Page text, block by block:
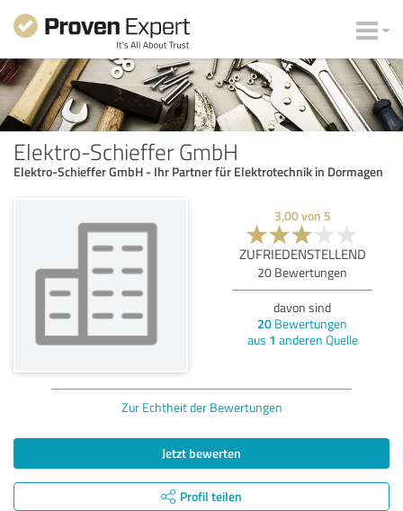
Elektro-Schieffer GmbH
Elektro-Schieffer GmbH - Ihr Partner für Elektrotechnik in Dormagen
3,00von 5
ZUFRIEDENSTELLEND
20 Bewertungen
davon sind
20 Bewertungen
aus 1 anderen Quelle
Zur Echtheit der Bewertungen
Jetzt bewerten
Profil teilen